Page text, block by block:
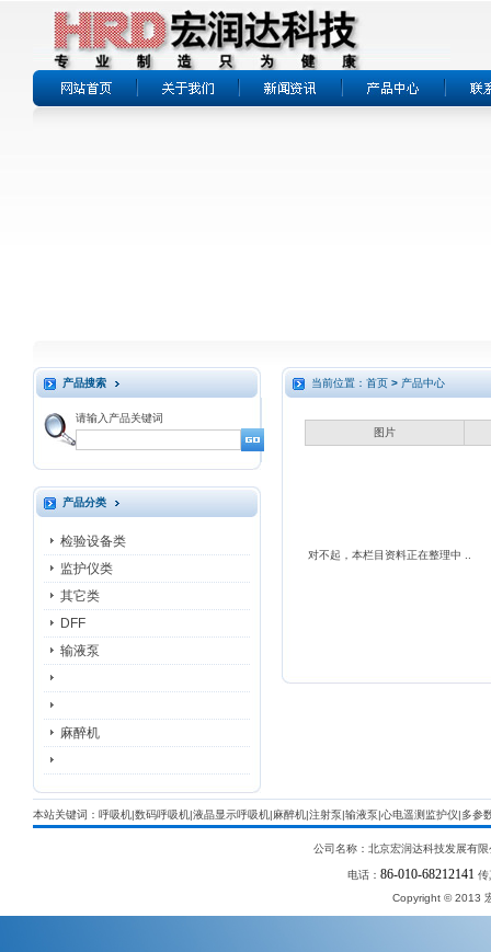
产品搜索
请输入产品关键词
产品分类
检验设备类
监护仪类
其它类
DFF
输液泵
麻醉机
当前位置：首页 > 产品中心
图片
对不起，本栏目资料正在整理中 ..
本站关键词：呼吸机|数码呼吸机|液晶显示呼吸机|麻醉机|注射泵|输液泵|心电遥测监护仪|多参
公司名称：北京宏润达科技发展有
电话： 86-010-68212141 传
Copyright © 2013